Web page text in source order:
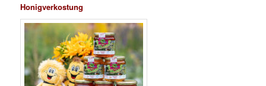
Honigverkostung